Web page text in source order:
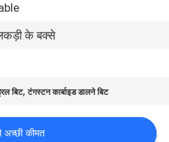
के बक्से
बिट,टंगस्टन कार्बाइड डालने बिट
कीमत